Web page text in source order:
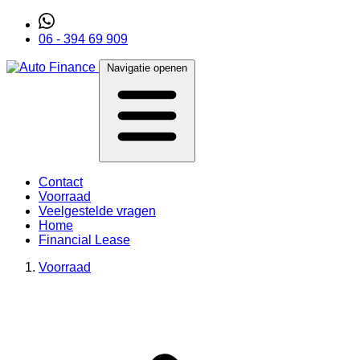
06 - 394 69 909
Navigatie openen
Contact
Voorraad
Veelgestelde vragen
Home
Financial Lease
Voorraad